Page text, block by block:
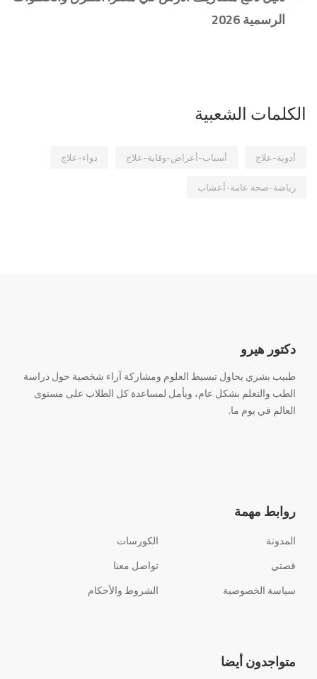
الرسمية 2026
الكلمات الشعبية
أدوية-علاج أسباب-أعراض-وقاية-علاج
دواء-علاج
رياضة-صحة عامة-أعشاب
دكتور هيرو
طبيب بشري يحاول تبسيط العلوم ومشاركة آراء شخصية حول دراسة
الطب والتعلم بشكل عام، ويأمل لمساعدة كل الطلاب على مستوى
العالم في يوم ما.
روابط مهمة
المدونة
الكورسات
قصتي
تواصل معنا
سياسة الخصوصية
الشروط والأحكام
متواجدون أيضا